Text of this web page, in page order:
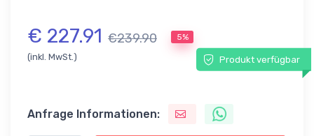
€ 227.91 €239.90 5%
(inkl. MwSt.) Produkt verfügbar
Anfrage Informationen: